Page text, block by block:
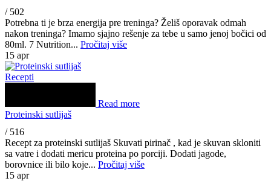
/ 502
Potrebna ti je brza energija pre treninga? Želiš oporavak odmah
nakon treninga? Imamo sjajno rešenje za tebe u samo jenoj bočici od
80ml. 7 Nutrition... Pročitaj više
15 apr
Recepti
Read more
Proteinski sutlijaš
/ 516
Recept za proteinski sutlijaš Skuvati pirinač , kad je skuvan skloniti
sa vatre i dodati mericu proteina po porciji. Dodati jagode,
borovnice ili bilo koje... Pročitaj više
15 apr